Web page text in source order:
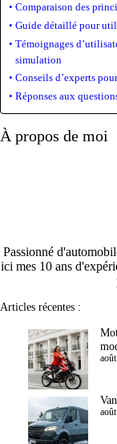
Comparaison des
Guide détaillé pour
Témoignages
simulation
Conseils d’experts
Réponses aux
À propos de moi
Passionné
ici mes 10 ans
Articles récentes :